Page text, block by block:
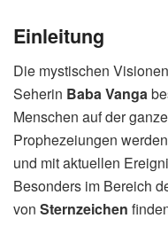
Einleitung
Die mystischen
Seherin Baba Vanga
Menschen auf der
Prophezeiungen
und mit aktuellen
Besonders im Bereich
von Sternzeichen